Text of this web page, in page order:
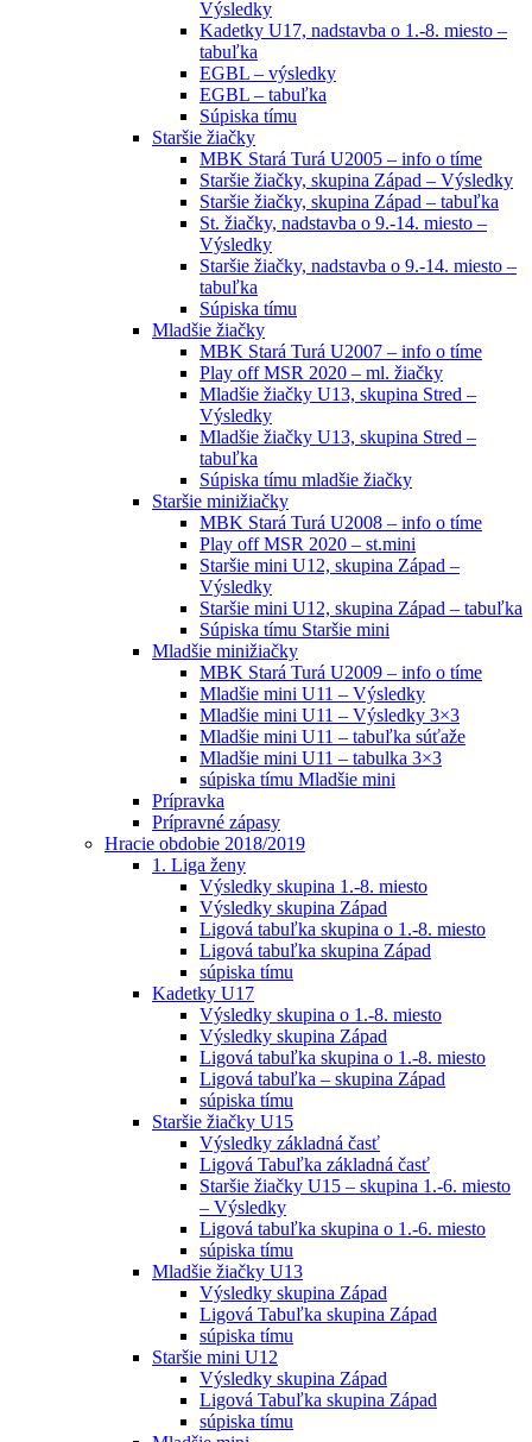
Výsledky
Kadetky U17, nadstavba o 1.-8. miesto –
tabuľka
EGBL – výsledky
EGBL – tabuľka
Súpiska tímu
Staršie žiačky
MBK Stará Turá U2005 – info o tíme
Staršie žiačky, skupina Západ – Výsledky
Staršie žiačky, skupina Západ – tabuľka
St. žiačky, nadstavba o 9.-14. miesto –
Výsledky
Staršie žiačky, nadstavba o 9.-14. miesto –
tabuľka
Súpiska tímu
Mladšie žiačky
MBK Stará Turá U2007 – info o tíme
Play off MSR 2020 – ml. žiačky
Mladšie žiačky U13, skupina Stred –
Výsledky
Mladšie žiačky U13, skupina Stred –
tabuľka
Súpiska tímu mladšie žiačky
Staršie minižiačky
MBK Stará Turá U2008 – info o tíme
Play off MSR 2020 – st.mini
Staršie mini U12, skupina Západ –
Výsledky
Staršie mini U12, skupina Západ – tabuľka
Súpiska tímu Staršie mini
Mladšie minižiačky
MBK Stará Turá U2009 – info o tíme
Mladšie mini U11 – Výsledky
Mladšie mini U11 – Výsledky 3×3
Mladšie mini U11 – tabuľka súťaže
Mladšie mini U11 – tabulka 3×3
súpiska tímu Mladšie mini
Prípravka
Prípravné zápasy
Hracie obdobie 2018/2019
1. Liga ženy
Výsledky skupina 1.-8. miesto
Výsledky skupina Západ
Ligová tabuľka skupina o 1.-8. miesto
Ligová tabuľka skupina Západ
súpiska tímu
Kadetky U17
Výsledky skupina o 1.-8. miesto
Výsledky skupina Západ
Ligová tabuľka skupina o 1.-8. miesto
Ligová tabuľka – skupina Západ
súpiska tímu
Staršie žiačky U15
Výsledky základná časť
Ligová Tabuľka základná časť
Staršie žiačky U15 – skupina 1.-6. miesto
– Výsledky
Ligová tabuľka skupina o 1.-6. miesto
súpiska tímu
Mladšie žiačky U13
Výsledky skupina Západ
Ligová Tabuľka skupina Západ
súpiska tímu
Staršie mini U12
Výsledky skupina Západ
Ligová Tabuľka skupina Západ
súpiska tímu